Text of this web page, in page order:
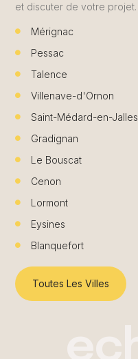
et discuter de votre projet.
Mérignac
Pessac
Talence
Villenave-d'Ornon
Saint-Médard-en-Jalles
Gradignan
Le Bouscat
Cenon
Lormont
Eysines
Blanquefort
Toutes Les Villes